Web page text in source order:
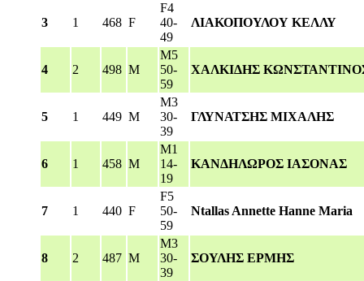
3 1 468 F
F4
40-
49
ΛΙΑΚΟΠΟΥΛΟΥ ΚΕΛΛΥ
4 2 498 M
M5
50-
59
ΧΑΛΚΙΔΗΣ
5 1 449 M
M3
30-
39
ΓΛΥΝΑΤΣΗΣ ΜΙΧΑΛΗΣ
6 1 458 M
M1
14-
19
ΚΑΝΔΗΛΩΡΟΣ ΙΑΣΟΝΑΣ
7 1 440 F
F5
50-
59
Ntallas Annette Hanne Maria
8 2 487 M
M3
30-
39
ΣΟΥΛΗΣ ΕΡΜΗΣ